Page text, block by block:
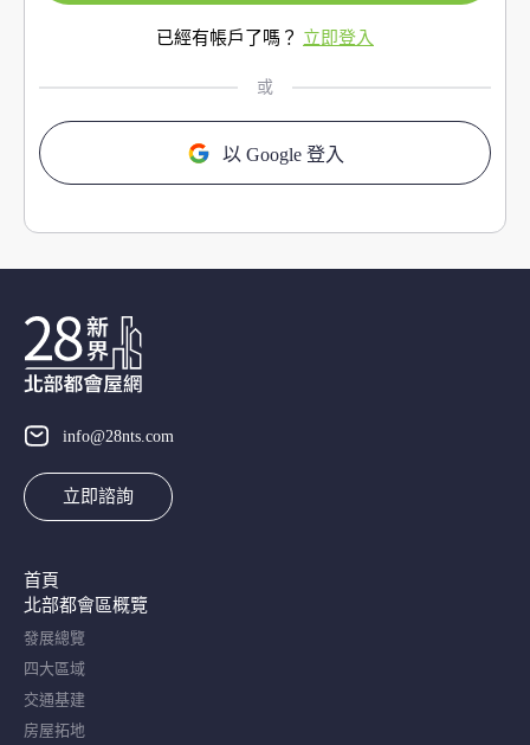
已經有帳戶了嗎？ 立即登入
或
以 Google 登入
info@28nts.com
立即諮詢
首頁
北部都會區概覽​
發展總覽
四大區域
交通基建
房屋拓地